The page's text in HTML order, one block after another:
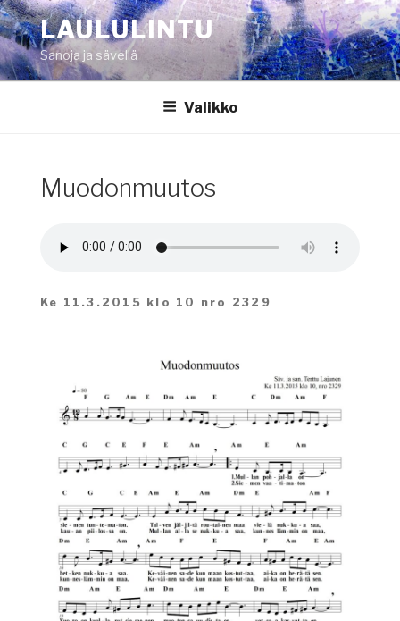
Siirry
sisältöönLAULULINTU
Sanoja ja säveliä
Valikko
Muodonmuutos
Ke 11.3.2015 klo 10 nro 2329